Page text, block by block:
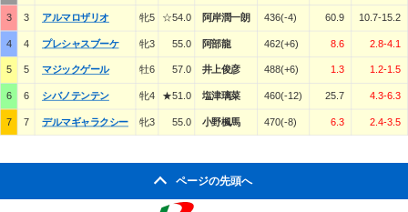
3 3 アルマロザリオ 牝5 ☆54.0 阿岸潤一朗 436(-4) 60.9 10.7-15.2
4 4 プレシャスブーケ 牝3 55.0 阿部龍 462(+6) 8.6 2.8-4.1
5 5 マジックゲール 牡6 57.0 井上俊彦 488(+6) 1.3 1.2-1.5
6 6 シバノテンテン 牝4 ★51.0 塩津璃菜 460(-12) 25.7 4.3-6.3
7 7 デルマギャラクシー 牝3 55.0 小野楓馬 470(-8) 6.3 2.4-3.5
ページの先頭へ